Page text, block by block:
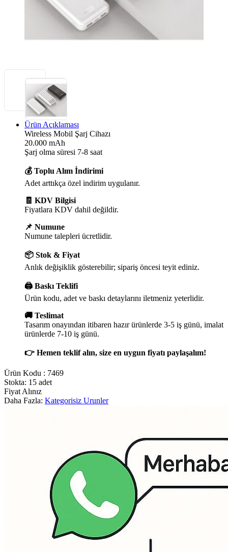
Ürün Açıklaması
Wireless Mobil Şarj Cihazı
20.000 mAh
Şarj olma süresi 7-8 saat
💰 Toplu Alım İndirimi
Adet arttıkça özel indirim uygulanır.
🧾 KDV Bilgisi
Fiyatlara KDV dahil değildir.
📌 Numune
Numune talepleri ücretlidir.
📦 Stok & Fiyat
Anlık değişiklik gösterebilir; sipariş öncesi teyit ediniz.
🖨️ Baskı Teklifi
Ürün kodu, adet ve baskı detaylarını iletmeniz yeterlidir.
🚚 Teslimat
Tasarım onayından itibaren hazır ürünlerde 3-5 iş günü, imalat
ürünlerde 7-10 iş günü.
👉 Hemen teklif alın, size en uygun fiyatı paylaşalım!
Ürün Kodu : 7469
Stokta: 15 adet
Fiyat Alınız
Daha Fazla: Kategorisiz Urunler